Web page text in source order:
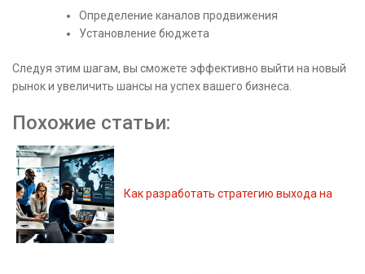
Определение каналов продвижения
Установление бюджета
Следуя этим шагам, вы сможете эффективно выйти на новый
рынок и увеличить шансы на успех вашего бизнеса.
Похожие статьи:
Как разработать стратегию выхода на